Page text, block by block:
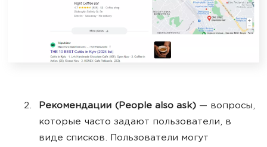
Рекомендации (People also ask) — вопросы,
которые часто задают пользователи, в
виде списков. Пользователи могут